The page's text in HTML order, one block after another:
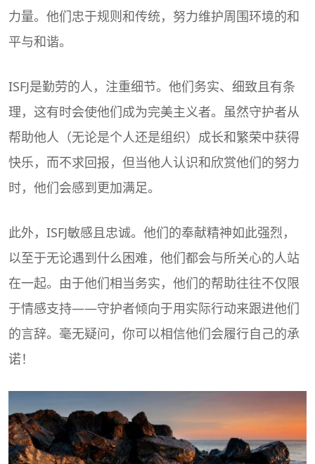
力量。他们忠于规则和传统，努力维护周围环境的和
平与和谐。
ISFJ是勤劳的人，注重细节。他们务实、细致且有条
理，这有时会使他们成为完美主义者。虽然守护者从
帮助他人（无论是个人还是组织）成长和繁荣中获得
快乐，而不求回报，但当他人认识和欣赏他们的努力
时，他们会感到更加满足。
此外， ISFJ敏感且忠诚。他们的奉献精神如此强烈，
以至于无论遇到什么困难，他们都会与所关心的人站
在一起。由于他们相当务实，他们的帮助往往不仅限
于情感支持——守护者倾向于用实际行动来跟进他们
的言辞。毫无疑问，你可以相信他们会履行自己的承
诺！